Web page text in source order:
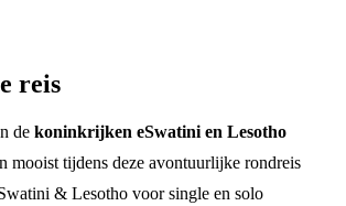
reis
de koninkrijken eSwatini en Lesotho
mooist tijdens deze avontuurlijke rondreis
& Lesotho voor single en solo